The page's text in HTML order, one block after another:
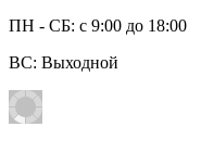
ПН - СБ: с 9:00 до 18:00
ВС: Выходной